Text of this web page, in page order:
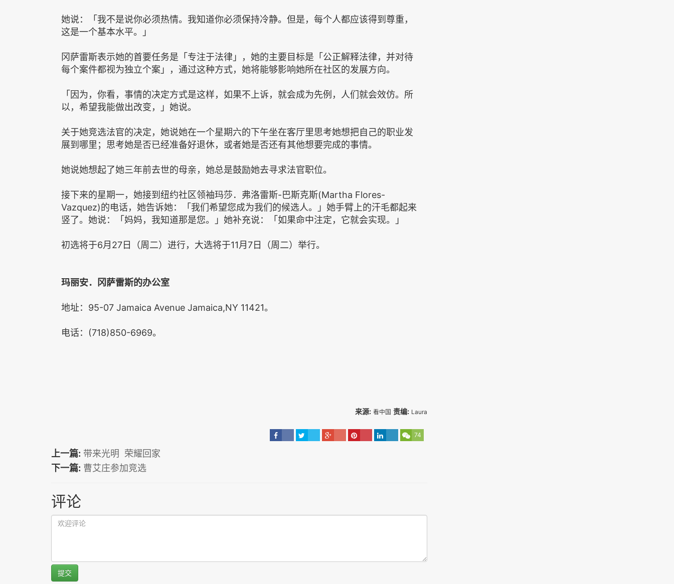
她说：「我不是说你必须热情。我知道你必须保持冷静。但是，每个人都应该得到尊重，
这是一个基本水平。」
冈萨雷斯表示她的首要任务是「专注于法律」，她的主要目标是「公正解释法律，并对待
每个案件都视为独立个案」，通过这种方式，她将能够影响她所在社区的发展方向。
「因为，你看，事情的决定方式是这样，如果不上诉，就会成为先例，人们就会效仿。所
以，希望我能做出改变，」她说。
关于她竞选法官的决定，她说她在一个星期六的下午坐在客厅里思考她想把自己的职业发
展到哪里；思考她是否已经准备好退休，或者她是否还有其他想要完成的事情。
她说她想起了她三年前去世的母亲，她总是鼓励她去寻求法官职位。
接下来的星期一，她接到纽约社区领袖玛莎．弗洛雷斯-巴斯克斯(Martha Flores-
Vazquez)的电话，她告诉她：「我们希望您成为我们的候选人。」她手臂上的汗毛都起来
竖了。她说：「妈妈，我知道那是您。」她补充说：「如果命中注定，它就会实现。」
初选将于6月27日（周二）进行，大选将于11月7日（周二）举行。
玛丽安．冈萨雷斯的办公室
地址：95-07 Jamaica Avenue Jamaica,NY 11421。
电话：(718)850-6969。
来源: 看中国 责编: Laura
74
上一篇: 带来光明 荣耀回家
下一篇: 曹艾庄参加竞选
评论
提交